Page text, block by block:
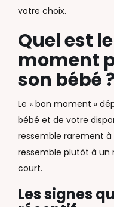
votre choix.
Quel est
moment
son bébé
Le « bon moment »
bébé et de votre
ressemble rarement
ressemble plutôt à
court.
Les signes